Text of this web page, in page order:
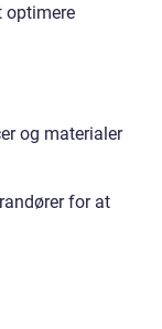
optimere
og materialer
for at